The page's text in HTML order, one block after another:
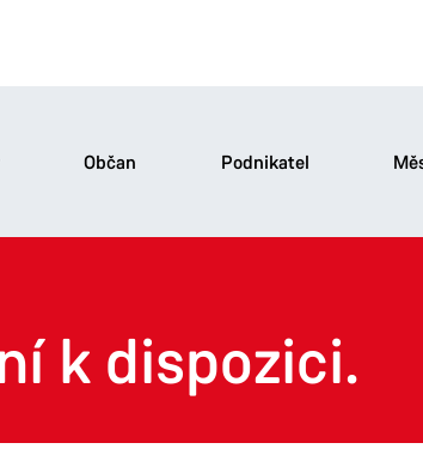
Občan Podnikatel
k dispozici.